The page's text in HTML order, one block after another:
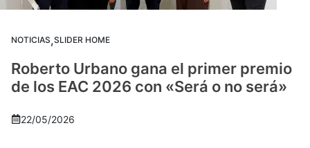
NOTICIAS,SLIDER HOME
Roberto Urbano gana el primer premio
de los EAC 2026 con «Será o no será»
22/05/2026